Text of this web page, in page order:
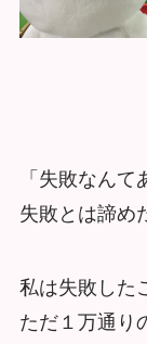
「失敗なんて
失敗とは諦め
私は失敗した
ただ１万通り